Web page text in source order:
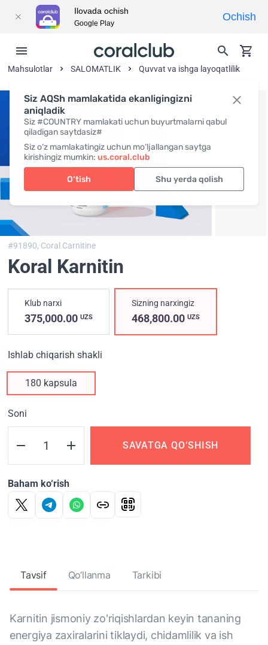
Siz AQSh mamlakatida ekanligingizni
aniqladik
Siz #COUNTRY mamlakati uchun buyurtmalarni qabul
qiladigan saytdasiz#
Siz o‘z mamlakatingiz uchun mo‘ljallangan saytga
kirishingiz mumkin: us.coral.club
O‘tish Shu yerda qolish
Mahsulotlar SALOMATLIK Quvvat va ishga layoqatlilik
#91890, Coral Carnitine
Koral Karnitin
Klub narxi
375,000.00 UZS
Sizning narxingiz
468,800.00UZS
Ishlab chiqarish shakli
180 kapsula
Soni
SAVATGA QO‘SHISH
Baham ko‘rish
Tavsif Qo‘llanma Tarkibi
Karnitin jismoniy zo'riqishlardan keyin tananing
energiya zaxiralarini tiklaydi, chidamlilik va ish
Ilovada ochish
Google Play
Ochish